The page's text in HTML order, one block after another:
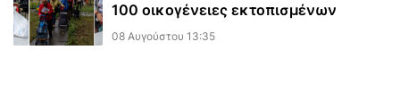
100 οικογένειες εκτοπισμένων
08 Αυγούστου 13:35